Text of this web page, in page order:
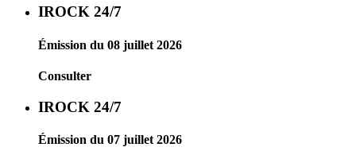
IROCK 24/7
Émission du 08 juillet 2026
Consulter
IROCK 24/7
Émission du 07 juillet 2026